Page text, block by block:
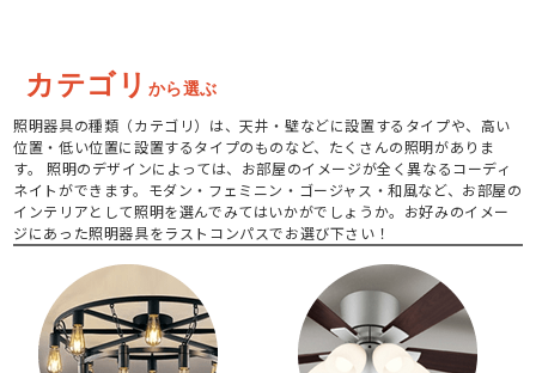
カテゴリ から選ぶ
照明器具の種類（カテゴリ）は、天井・壁などに設置するタイプや、高い
位置・低い位置に設置するタイプのものなど、たくさんの照明がありま
す。 照明のデザインによっては、お部屋のイメージが全く異なるコーディ
ネイトができます。モダン・フェミニン・ゴージャス・和風など、お部屋の
インテリアとして照明を選んでみてはいかがでしょうか。お好みのイメー
ジにあった照明器具をラストコンパスでお選び下さい！